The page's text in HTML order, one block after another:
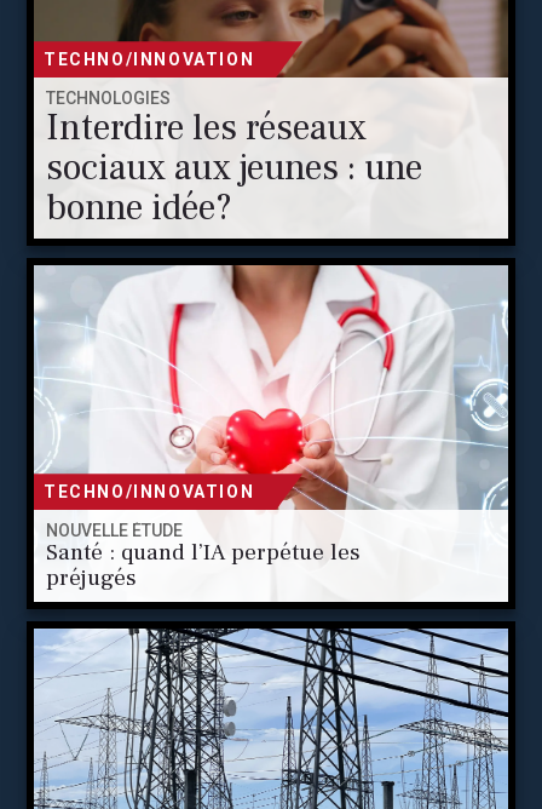
TECHNO/INNOVATION
TECHNOLOGIES
Interdire les réseaux
sociaux aux jeunes : une
bonne idée?
TECHNO/INNOVATION
NOUVELLE ÉTUDE
Santé : quand l’IA perpétue les
préjugés